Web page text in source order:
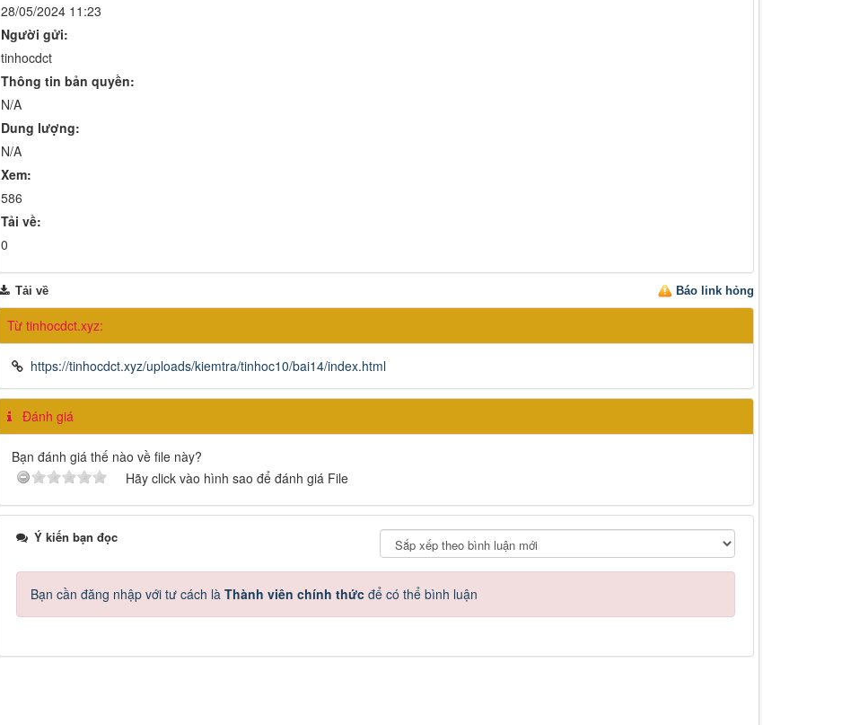
28/05/2024 11:23
Người gửi:
tinhocdct
Thông tin bản quyền:
N/A
Dung lượng:
N/A
Xem:
586
Tải về:
0
Báo link hỏng
Tải về
Từ tinhocdct.xyz:
https://tinhocdct.xyz/uploads/kiemtra/tinhoc10/bai14/index.html
Đánh giá
Bạn đánh giá thế nào về file này?
Hãy click vào hình sao để đánh giá File
Ý kiến bạn đọc
Bạn cần đăng nhập với tư cách là Thành viên chính thứcđể có thể bình luận